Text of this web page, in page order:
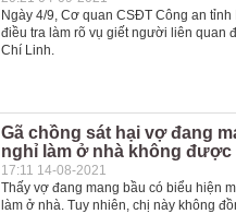
Ngày 4/9, Cơ quan CSĐT Công an
điều tra làm rõ vụ giết người liên quan
Chí Linh.
Gã chồng sát hại vợ đang
nghỉ làm ở nhà không được
17:11 14-08-2021
Thấy vợ đang mang bầu có biểu hiện
làm ở nhà. Tuy nhiên, chị này không